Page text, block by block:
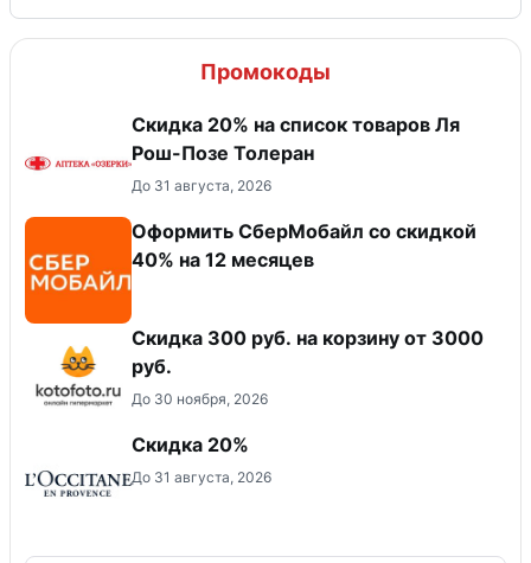
Промокоды
Скидка 20% на список товаров Ля
Рош-Позе Толеран
До 31 августа, 2026
Оформить СберМобайл со скидкой
40% на 12 месяцев
Скидка 300 руб. на корзину от 3000
руб.
До 30 ноября, 2026
Скидка 20%
До 31 августа, 2026